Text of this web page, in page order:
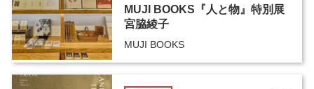
MUJI BOOKS『人と物』特別展
宮脇綾子
MUJI BOOKS